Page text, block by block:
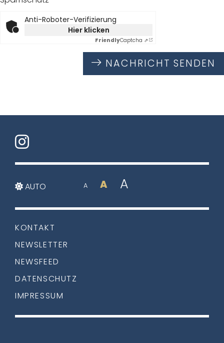
Anti-Roboter-Verifizierung
Hier klicken
FriendlyCaptcha ⇗
NACHRICHT SENDEN
AUTO A A A
KONTAKT
NEWSLETTER
NEWSFEED
DATENSCHUTZ
IMPRESSUM